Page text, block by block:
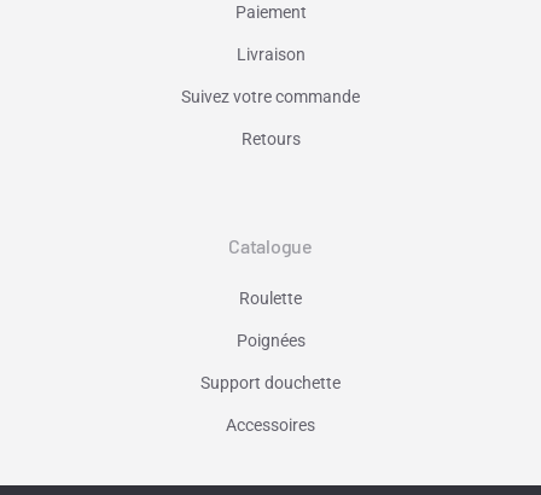
Paiement
Livraison
Suivez votre commande
Retours
Catalogue
Roulette
Poignées
Support douchette
Accessoires